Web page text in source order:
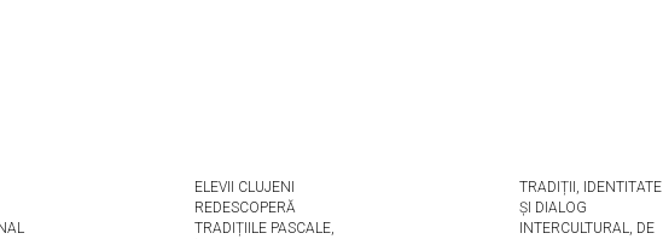
ELEVII CLUJENI
REDESCOPERĂ
TRADIȚIILE PASCALE,
TRADIȚII, IDENTITATE
ȘI DIALOG
INTERCULTURAL, DE